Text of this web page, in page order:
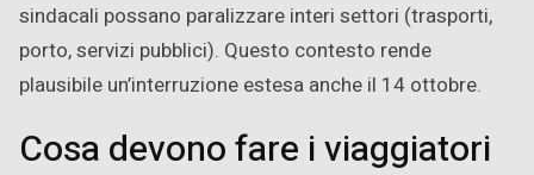
sindacali possano paralizzare interi settori (trasporti,
porto, servizi pubblici). Questo contesto rende
plausibile un’interruzione estesa anche il 14 ottobre.
Cosa devono fare i viaggiatori